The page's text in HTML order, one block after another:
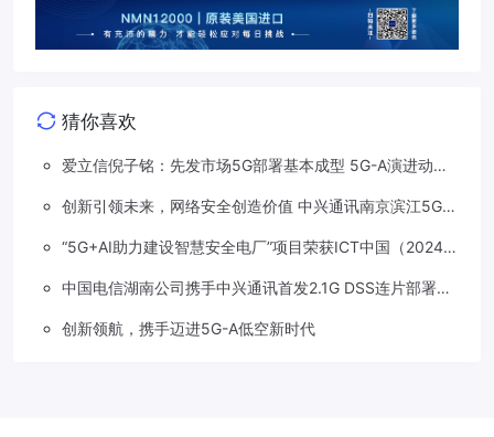
猜你喜欢
爱立信倪子铭：先发市场5G部署基本成型 5G-A演进动能
创新引领未来，网络安全创造价值 中兴通讯南京滨江5G工
“5G+AI助力建设智慧安全电厂”项目荣获ICT中国（2024）
中国电信湖南公司携手中兴通讯首发2.1G DSS连片部署助
创新领航，携手迈进5G-A低空新时代